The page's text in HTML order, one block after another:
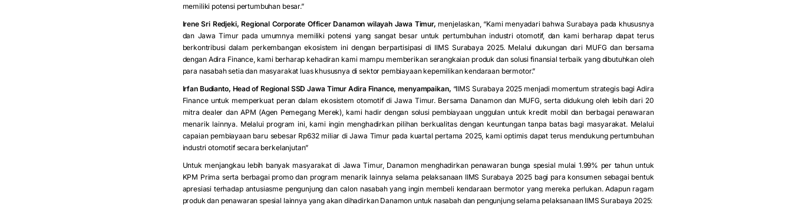
memiliki potensi pertumbuhan besar.”
Irene Sri Redjeki, Regional Corporate Officer Danamon wilayah Jawa Timur, menjelaskan, “Kami menyadari bahwa Surabaya pada khususnya
dan Jawa Timur pada umumnya memiliki potensi yang sangat besar untuk pertumbuhan industri otomotif, dan kami berharap dapat terus
berkontribusi dalam perkembangan ekosistem ini dengan berpartisipasi di IIMS Surabaya 2025. Melalui dukungan dari MUFG dan bersama
dengan Adira Finance, kami berharap kehadiran kami mampu memberikan serangkaian produk dan solusi finansial terbaik yang dibutuhkan oleh
para nasabah setia dan masyarakat luas khususnya di sektor pembiayaan kepemilikan kendaraan bermotor.”
Irfan Budianto, Head of Regional SSD Jawa Timur Adira Finance, menyampaikan, “IIMS Surabaya 2025 menjadi momentum strategis bagi Adira
Finance untuk memperkuat peran dalam ekosistem otomotif di Jawa Timur. Bersama Danamon dan MUFG, serta didukung oleh lebih dari 20
mitra dealer dan APM (Agen Pemegang Merek), kami hadir dengan solusi pembiayaan unggulan untuk kredit mobil dan berbagai penawaran
menarik lainnya. Melalui program ini, kami ingin menghadirkan pilihan berkualitas dengan keuntungan tanpa batas bagi masyarakat. Melalui
capaian pembiayaan baru sebesar Rp632 miliar di Jawa Timur pada kuartal pertama 2025, kami optimis dapat terus mendukung pertumbuhan
industri otomotif secara berkelanjutan”
Untuk menjangkau lebih banyak masyarakat di Jawa Timur, Danamon menghadirkan penawaran bunga spesial mulai 1.99% per tahun untuk
KPM Prima serta berbagai promo dan program menarik lainnya selama pelaksanaan IIMS Surabaya 2025 bagi para konsumen sebagai bentuk
apresiasi terhadap antusiasme pengunjung dan calon nasabah yang ingin membeli kendaraan bermotor yang mereka perlukan. Adapun ragam
produk dan penawaran spesial lainnya yang akan dihadirkan Danamon untuk nasabah dan pengunjung selama pelaksanaan IIMS Surabaya 2025: